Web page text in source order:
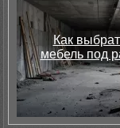
Как
мебель под